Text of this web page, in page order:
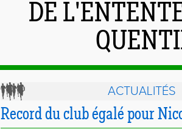
DE
ACTUALITÉS
Record du club égalé pour